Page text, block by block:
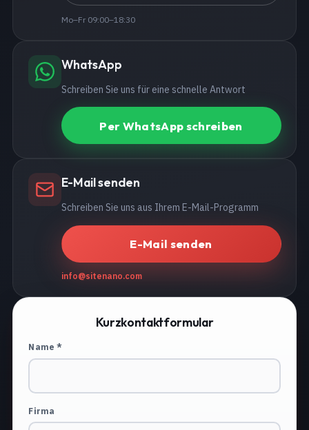
Mo–Fr 09:00–18:30
WhatsApp
Schreiben Sie uns für eine schnelle Antwort
Per WhatsApp schreiben
E-Mail senden
Schreiben Sie uns aus Ihrem E-Mail-Programm
E-Mail senden
info@sitenano.com
Kurzkontaktformular
Name *
Firma